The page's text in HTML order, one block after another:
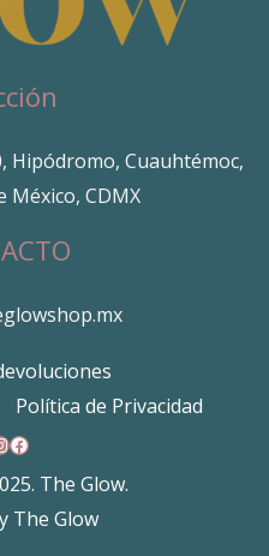
Hipódromo, Cuauhtémoc,
México, CDMX
Política de Privacidad
Facebook
The Glow.
The Glow